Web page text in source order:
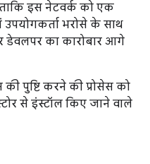
ताकि इस नेटवर्क को एक
भरोसे के साथ
का कारोबार आगे
पुष्टि करने की प्रोसेस को
से इंस्टॉल किए जाने वाले